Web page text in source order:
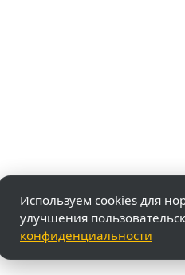
Используем cookies для
улучшения
конфиденциальности